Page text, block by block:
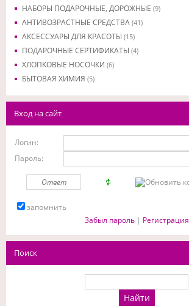
НАБОРЫ ПОДАРОЧНЫЕ, ДОРОЖНЫЕ (9)
АНТИВОЗРАСТНЫЕ СРЕДСТВА (41)
АКСЕССУАРЫ ДЛЯ КРАСОТЫ (15)
ПОДАРОЧНЫЕ СЕРТИФИКАТЫ (4)
ХЛОПКОВЫЕ НОСОЧКИ (6)
БЫТОВАЯ ХИМИЯ (5)
Вход на сайт
Логин:
Пароль:
запомнить
Забыл пароль| Регистрация
Поиск